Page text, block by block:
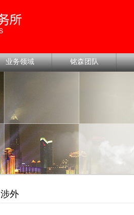
业务领域 铭森团队
涉外